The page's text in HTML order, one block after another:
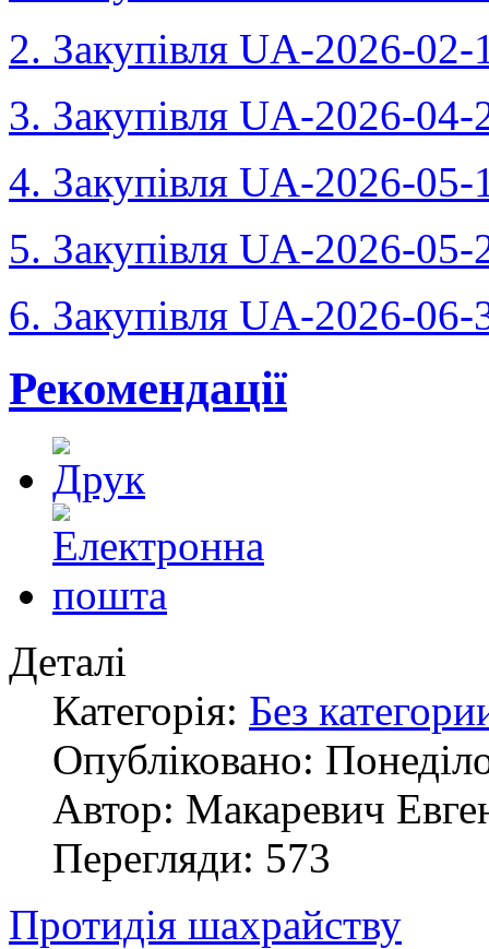
2. Закупівля UA-2026-
3. Закупівля UA-2026-
4. Закупівля UA-2026-
5. Закупівля UA-2026-
6. Закупівля UA-2026-
Рекомендації
Деталі
Категорія: Без
Опубліковано:
Автор: Макаревич
Перегляди: 573
Протидія шахрайству